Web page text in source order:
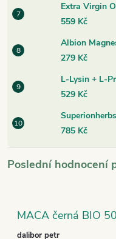
Extra Virgin
559 Kč
Albion
279 Kč
L-Lysin + L-
529 Kč
785 Kč
Poslední hodnocení
MACA černá BIO
dalibor petr